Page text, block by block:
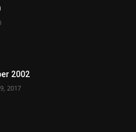
2002
2017